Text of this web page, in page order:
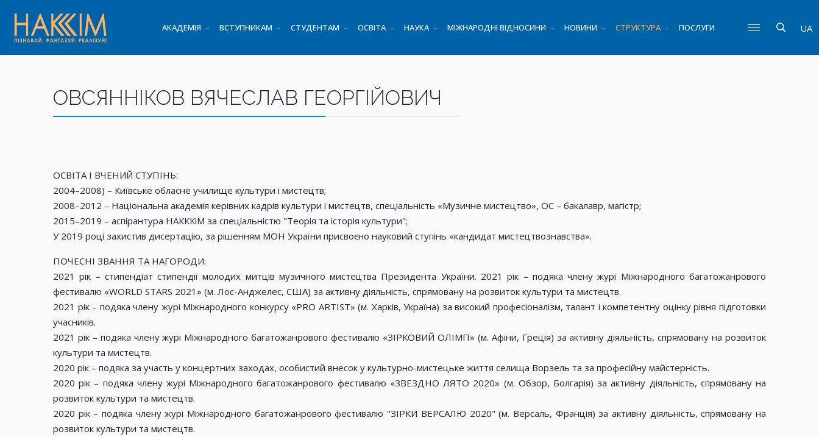
АКАДЕМІЯ ВСТУПНИКАМ СТУДЕНТАМ ОСВІТА НАУКА МІЖНАРОДНІ ВІДНОСИНИ НОВИНИ СТРУКТУРА ПОСЛУГИ UA
ОВСЯННІКОВ ВЯЧЕСЛАВ ГЕОРГІЙОВИЧ
ОСВІТА І ВЧЕНИЙ СТУПІНЬ:
2004–2008) – Київське обласне училище культури і мистецтв;
2008–2012 – Національна академія керівних кадрів культури і мистецтв, спеціальність «Музичне мистецтво», ОС – бакалавр, магістр;
2015–2019 – аспірантура НАКККіМ за спеціальністю "Теорія та історія культури";
У 2019 році захистив дисертацію, за рішенням МОН України присвоєно науковий ступінь «кандидат мистецтвознавства».
ПОЧЕСНІ ЗВАННЯ ТА НАГОРОДИ:
2021 рік – стипендіат стипендії молодих митців музичного мистецтва Президента України. 2021 рік – подяка члену журі Міжнародного багатожанрового
фестивалю «WORLD STARS 2021» (м. Лос-Анджелес, CША) за активну діяльність, спрямовану на розвиток культури та мистецтв.
2021 рік – подяка члену журі Міжнародного конкурсу «PRO ARTIST» (м. Харків, Україна) за високий професіоналізм, талант і компетентну оцінку рівня підготовки
учасників.
2021 рік – подяка члену журі Міжнародного багатожанрового фестивалю «ЗІРКОВИЙ ОЛІМП» (м. Афіни, Греція) за активну діяльність, спрямовану на розвиток
культури та мистецтв.
2020 рік – подяка за участь у концертних заходах, особистий внесок у культурно-мистецьке життя селища Ворзель та за професійну майстерність.
2020 рік – подяка члену журі Міжнародного багатожанрового фестивалю «ЗВЕЗДНО ЛЯТО 2020» (м. Обзор, Болгарія) за активну діяльність, спрямовану на
розвиток культури та мистецтв.
2020 рік – подяка члену журі Міжнародного багатожанрового фестивалю "ЗІРКИ ВЕРСАЛЮ 2020" (м. Версаль, Франція) за активну діяльність, спрямовану на
розвиток культури та мистецтв.